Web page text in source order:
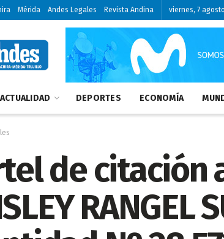
Mérida Andes Legales Revista Andina viernes, 7
ACTUALIDAD DEPORTES ECONOMÍA
de citación